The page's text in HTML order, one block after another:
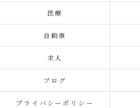
医療
自動車
求人
ブログ
プライバシーポリシー